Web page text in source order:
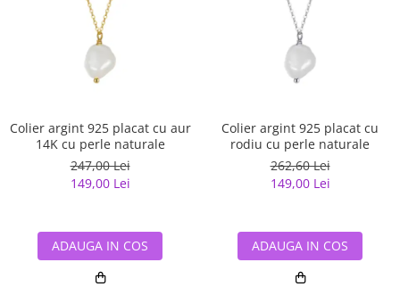
Colier argint 925 placat cu aur
14K cu perle naturale
247,00 Lei
149,00 Lei
ADAUGA IN COS
Colier argint 925 placat cu
rodiu cu perle naturale
262,60 Lei
149,00 Lei
ADAUGA IN COS